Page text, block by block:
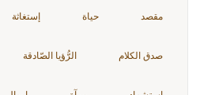
مقصد حياة إستغاثة
صدق الكلام الرُّؤيا الصّادقة